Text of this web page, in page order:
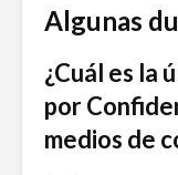
Algunas
¿Cuál es la
por
medios de